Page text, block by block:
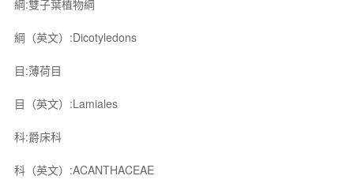
綱:雙子葉植物綱
綱（英文）:Dicotyledons
目:薄荷目
目（英文）:Lamiales
科:爵床科
科（英文）:ACANTHACEAE